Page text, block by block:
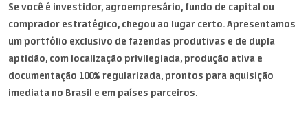
Se você é investidor, agroempresário, fundo de capital ou
comprador estratégico, chegou ao lugar certo. Apresentamos
um portfólio exclusivo de fazendas produtivas e de dupla
aptidão, com localização privilegiada, produção ativa e
documentação 100% regularizada, prontos para aquisição
imediata no Brasil e em países parceiros.